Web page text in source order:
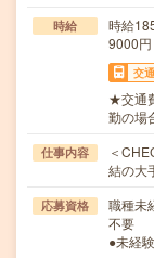
時給
時給
9000円
交
★交通
勤の場
仕事内容
＜
結の大
応募資格
職種未
不要
●未経